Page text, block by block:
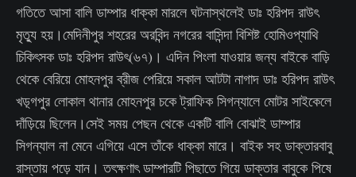
গতিতে আসা বালি ডাম্পার ধাক্কা মারলে ঘটনাস্থলেই ডাঃ হরিপদ রাউৎ
মৃত্যু হয়।মেদিনীপুর শহরের অরবিন্দ নগরের বাসিন্দা বিশিষ্ট হোমিওপ্যাথি
চিকিৎসক ডাঃ হরিপদ রাউৎ(৬৭)। এদিন পিংলা যাওয়ার জন্য বাইকে বাড়ি
থেকে বেরিয়ে মোহনপুর ব্রীজ পেরিয়ে সকাল আটটা নাগাদ ডাঃ হরিপদ রাউৎ
খড়্গপুর লোকাল থানার মোহনপুর চকে ট্রাফিক সিগন্যালে মোটর সাইকেলে
দাঁড়িয়ে ছিলেন।সেই সময় পেছন থেকে একটি বালি বোঝাই ডাম্পার
সিগন্যাল না মেনে এগিয়ে এসে তাঁকে ধাক্কা মারে। বাইক সহ ডাক্তারবাবু
রাস্তায় পড়ে যান। তৎক্ষণাৎ ডাম্পারটি পিছাতে গিয়ে ডাক্তার বাবুকে পিষে